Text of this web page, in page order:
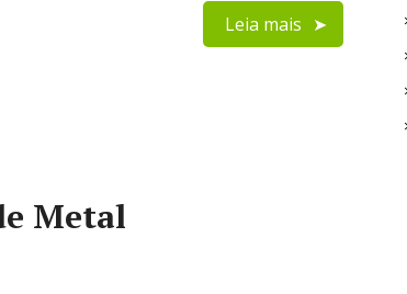
Leia mais
Metal